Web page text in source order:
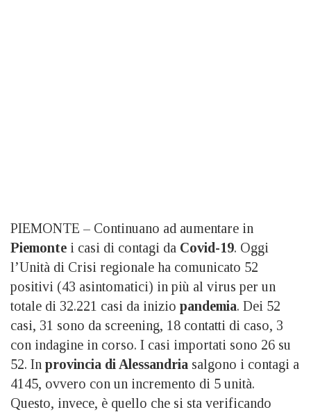
PIEMONTE – Continuano ad aumentare in
Piemonte i casi di contagi da Covid-19. Oggi
l’Unità di Crisi regionale ha comunicato 52
positivi (43 asintomatici) in più al virus per un
totale di 32.221 casi da inizio pandemia. Dei 52
casi, 31 sono da screening, 18 contatti di caso, 3
con indagine in corso. I casi importati sono 26 su
52. In provincia di Alessandria salgono i contagi a
4145, ovvero con un incremento di 5 unità.
Questo, invece, è quello che si sta verificando